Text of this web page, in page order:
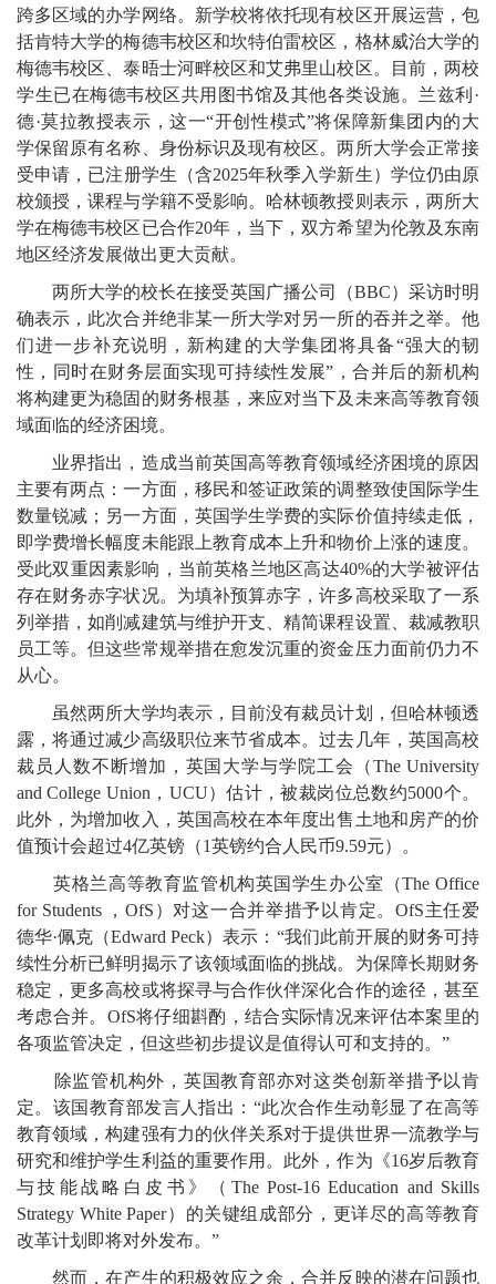
跨多区域的办学网络。新学校将依托现有校区开展运营，包
括肯特大学的梅德韦校区和坎特伯雷校区，格林威治大学的
梅德韦校区、泰晤士河畔校区和艾弗里山校区。目前，两校
学生已在梅德韦校区共用图书馆及其他各类设施。兰兹利·
德·莫拉教授表示，这一“开创性模式”将保障新集团内的大
学保留原有名称、身份标识及现有校区。两所大学会正常接
受申请，已注册学生（含2025年秋季入学新生）学位仍由原
校颁授，课程与学籍不受影响。哈林顿教授则表示，两所大
学在梅德韦校区已合作20年，当下，双方希望为伦敦及东南
地区经济发展做出更大贡献。
两所大学的校长在接受英国广播公司（BBC）采访时明
确表示，此次合并绝非某一所大学对另一所的吞并之举。他
们进一步补充说明，新构建的大学集团将具备“强大的韧
性，同时在财务层面实现可持续性发展”，合并后的新机构
将构建更为稳固的财务根基，来应对当下及未来高等教育领
域面临的经济困境。
业界指出，造成当前英国高等教育领域经济困境的原因
主要有两点：一方面，移民和签证政策的调整致使国际学生
数量锐减；另一方面，英国学生学费的实际价值持续走低，
即学费增长幅度未能跟上教育成本上升和物价上涨的速度。
受此双重因素影响，当前英格兰地区高达40%的大学被评估
存在财务赤字状况。为填补预算赤字，许多高校采取了一系
列举措，如削减建筑与维护开支、精简课程设置、裁减教职
员工等。但这些常规举措在愈发沉重的资金压力面前仍力不
从心。
虽然两所大学均表示，目前没有裁员计划，但哈林顿透
露，将通过减少高级职位来节省成本。过去几年，英国高校
裁员人数不断增加，英国大学与学院工会（The University
and College Union，UCU）估计，被裁岗位总数约5000个。
此外，为增加收入，英国高校在本年度出售土地和房产的价
值预计会超过4亿英镑（1英镑约合人民币9.59元）。
英格兰高等教育监管机构英国学生办公室（The Office
for Students ，OfS）对这一合并举措予以肯定。OfS主任爱
德华·佩克（Edward Peck）表示：“我们此前开展的财务可持
续性分析已鲜明揭示了该领域面临的挑战。为保障长期财务
稳定，更多高校或将探寻与合作伙伴深化合作的途径，甚至
考虑合并。OfS将仔细斟酌，结合实际情况来评估本案里的
各项监管决定，但这些初步提议是值得认可和支持的。”
除监管机构外，英国教育部亦对这类创新举措予以肯
定。该国教育部发言人指出：“此次合作生动彰显了在高等
教育领域，构建强有力的伙伴关系对于提供世界一流教学与
研究和维护学生利益的重要作用。此外，作为《16岁后教育
与技能战略白皮书》（The Post-16 Education and Skills
Strategy White Paper）的关键组成部分，更详尽的高等教育
改革计划即将对外发布。”
然而，在产生的积极效应之余，合并反映的潜在问题也